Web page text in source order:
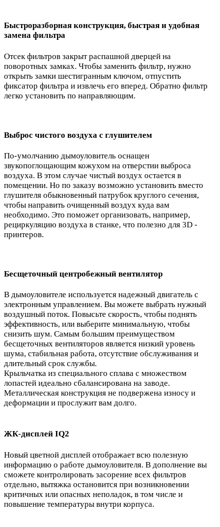
Быстроразборная конструкция, быстрая и удобная
замена фильтра
Отсек фильтров закрыт распашной дверцей на
поворотных замках. Чтобы заменить фильтр, нужно
открыть замки шестигранным ключом, отпустить
фиксатор фильтра и извлечь его вперед. Обратно фильтр
легко установить по направляющим.
Выброс чистого воздуха с глушителем
По-умолчанию дымоуловитель оснащен
звукопоглощающим кожухом на отверстии выброса
воздуха. В этом случае чистый воздух остается в
помещении. Но по заказу возможно установить вместо
глушителя обыкновенный патрубок круглого сечения,
чтобы направить очищенный воздух куда вам
необходимо. Это поможет организовать, например,
рециркуляцию воздуха в станке, что полезно для 3D -
принтеров.
Бесщеточный центробежный вентилятор
В дымоуловителе используется надежный двигатель с
электронным управлением. Вы можете выбрать нужный
воздушный поток. Повысьте скорость, чтобы поднять
эффективность, или выберите минимальную, чтобы
снизить шум. Самым большим преимуществом
бесщеточных вентиляторов является низкий уровень
шума, стабильная работа, отсутствие обслуживания и
длительный срок службы.
Крыльчатка из специального сплава с множеством
лопастей идеально сбалансирована на заводе.
Металлическая конструкция не подвержена износу и
деформации и прослужит вам долго.
ЖК-дисплей IQ2
Новый цветной дисплей отображает всю полезную
информацию о работе дымоуловителя. В дополнение вы
сможете контролировать засорение всех фильтров
отдельно, вытяжка остановится при возникновении
критичных или опасных неполадок, в том числе и
повышение температуры внутри корпуса.